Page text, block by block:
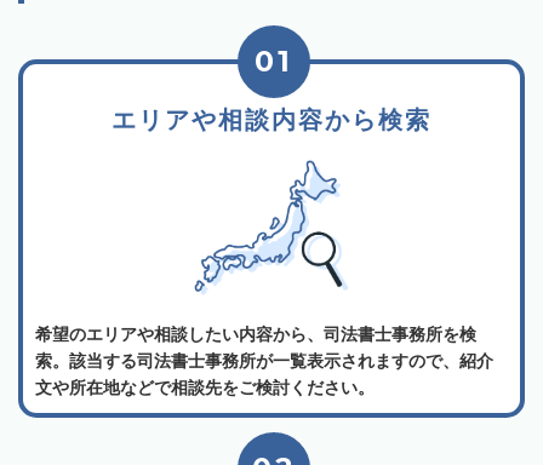
エリアや相談内容から検索
01
希望のエリアや相談したい内容から、司法書士事務所を検
索。該当する司法書士事務所が一覧表示されますので、紹介
文や所在地などで相談先をご検討ください。